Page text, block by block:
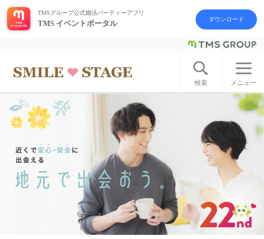
ログイン アカウント登録
はじめての方へ
今週の婚活パーティー
婚活パーティーの流れ
よくあるご質問
アフターアプローチとは
TMSグループ公式婚活パーティーアプリ
TMS イベントポータル ダウンロード
検索 メニュー